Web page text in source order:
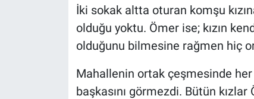
İki sokak altta oturan komşu
olduğu yoktu. Ömer ise; kızın
olduğunu bilmesine rağmen hiç
Mahallenin ortak çeşmesinde her
başkasını görmezdi. Bütün